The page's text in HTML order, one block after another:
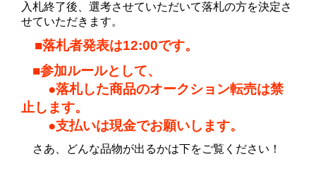
入札終了後、選考させていただいて落札の方を決定さ
せていただきます。
■落札者発表は12:00です。
■参加ルールとして、
●落札した商品のオークション転売は禁
止します。
●支払いは現金でお願いします。
さあ、どんな品物が出るかは下をご覧ください！